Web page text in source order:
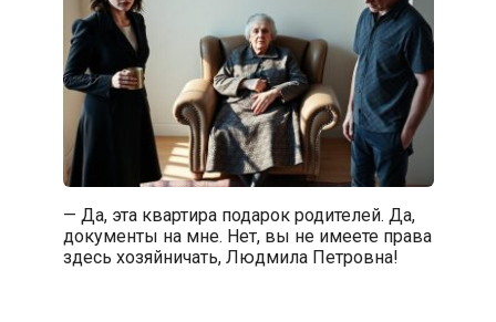
— Да, эта квартира подарок родителей. Да,
документы на мне. Нет, вы не имеете права
здесь хозяйничать, Людмила Петровна!